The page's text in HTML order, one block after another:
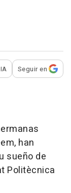
para
IA Seguir en
han
sueño de
Politècnica